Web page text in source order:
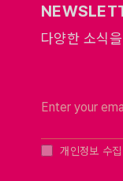
다양한 소식
개인정보 수